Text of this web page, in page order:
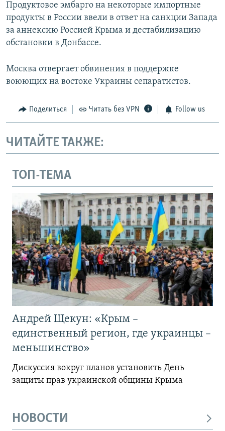
Продуктовое эмбарго на некоторые импортные
продукты в России ввели в ответ на санкции Запада
за аннексию Россией Крыма и дестабилизацию
обстановки в Донбассе.
Москва отвергает обвинения в поддержке
воюющих на востоке Украины сепаратистов.
Поделиться Читать без VPN Follow us
ЧИТАЙТЕ ТАКЖЕ:
ТОП-ТЕМА
Андрей Щекун: «Крым –
единственный регион, где украинцы –
меньшинство»
Дискуссия вокруг планов установить День
защиты прав украинской общины Крыма
НОВОСТИ